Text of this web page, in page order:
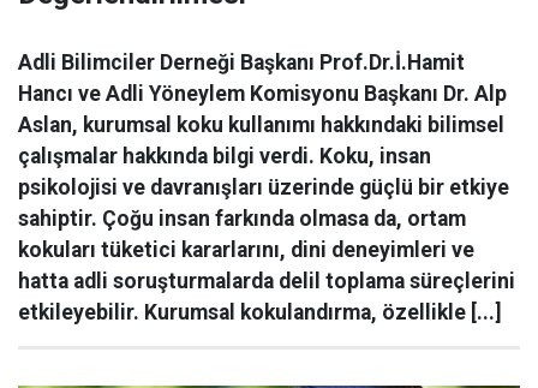
Adli Bilimciler Derneği Başkanı Prof.Dr.İ.Hamit
Hancı ve Adli Yöneylem Komisyonu Başkanı Dr. Alp
Aslan, kurumsal koku kullanımı hakkındaki bilimsel
çalışmalar hakkında bilgi verdi. Koku, insan
psikolojisi ve davranışları üzerinde güçlü bir etkiye
sahiptir. Çoğu insan farkında olmasa da, ortam
kokuları tüketici kararlarını, dini deneyimleri ve
hatta adli soruşturmalarda delil toplama süreçlerini
etkileyebilir. Kurumsal kokulandırma, özellikle [...]